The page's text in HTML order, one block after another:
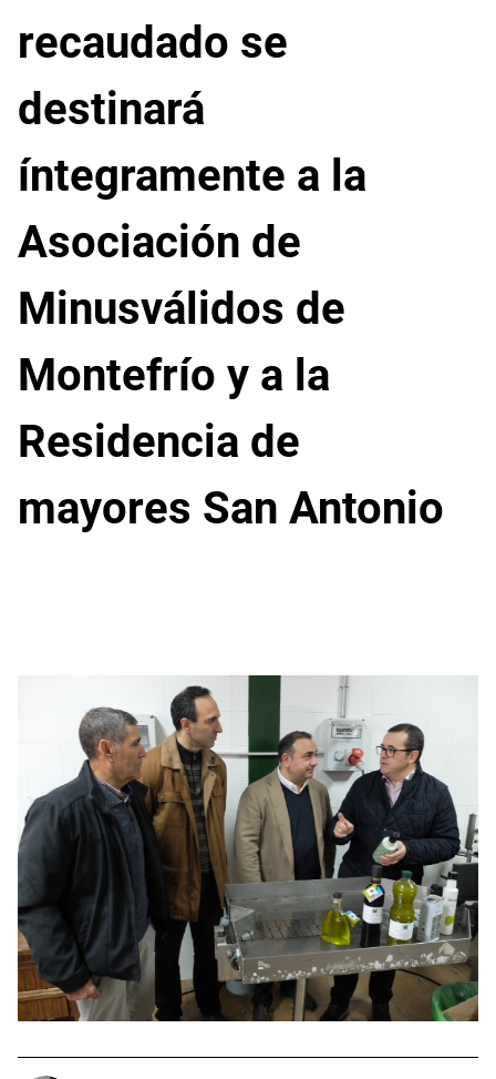
recaudado se
destinará
íntegramente a la
Asociación de
Minusválidos de
Montefrío y a la
Residencia de
mayores San Antonio